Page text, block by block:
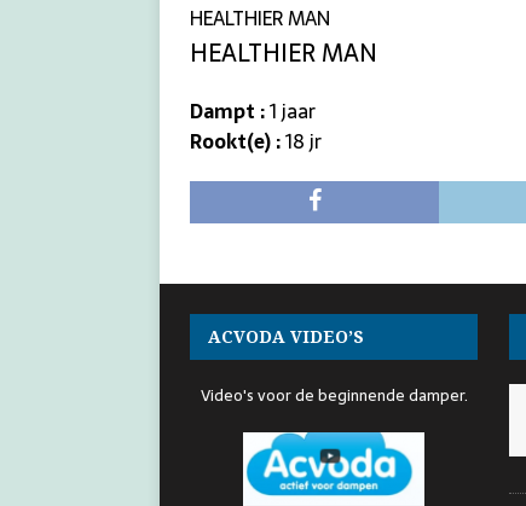
HEALTHIER MAN
HEALTHIER MAN
Dampt :1 jaar
Rookt(e) :18 jr
ACVODA VIDEO’S
Video's voor de beginnende damper.